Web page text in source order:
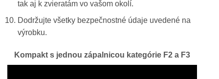
tak aj k zvieratám vo vašom okolí.
Dodržujte všetky bezpečnostné údaje uvedené na
výrobku.
Kompakt s jednou zápalnicou kategórie F2 a F3